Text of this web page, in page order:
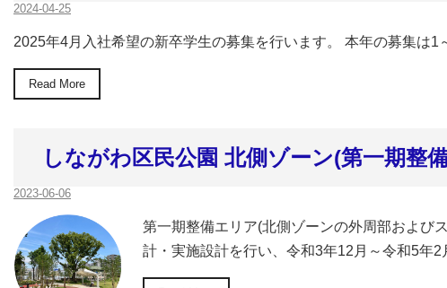
2024-04-25
2025年4月入社希望の新卒学生の募集を行います。 本年の募集は
Read More
しながわ区民公園 北側ゾーン(第一期整
2023-06-06
第一期整備エリア(北側ゾーンの外周部および
計・実施設計を行い、令和3年12月～令和5年